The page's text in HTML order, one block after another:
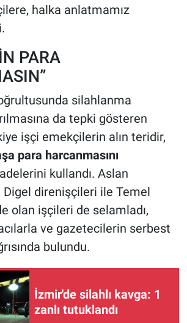
halka anlatmamız
PARA
silahlanma
da tepki gösteren
işçi emekçilerin alın teridir,
para harcanmasını
kullandı. Aslan
Digel direnişçileri ile Temel
olan işçileri de selamladı,
ve gazetecilerin serbest
bulundu.
İzmir'de silahlı kavga: 1
zanlı tutuklandı